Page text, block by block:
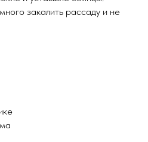
закалить рассаду и не